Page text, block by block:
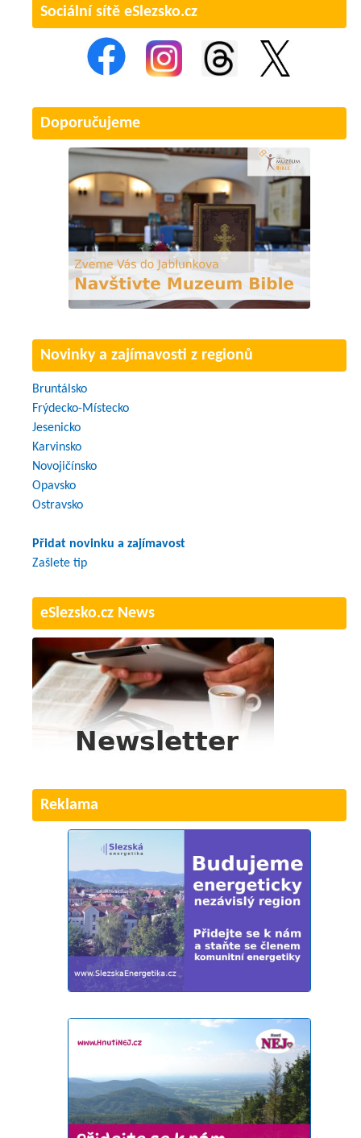
Sociální sítě eSlezsko.cz
Doporučujeme
Novinky a zajímavosti z regionů
Bruntálsko
Frýdecko-Místecko
Jesenicko
Karvinsko
Novojičínsko
Opavsko
Ostravsko
Přidat novinku a zajímavost
Zašlete tip
eSlezsko.cz News
Reklama